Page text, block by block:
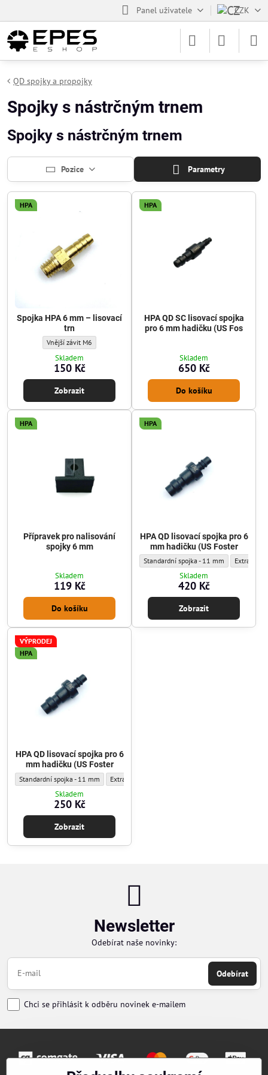
Panel uživatele CZK
QD spojky a propojky
Spojky s nástrčným trnem
Spojky s nástrčným trnem
Pozice Parametry
HPA
Spojka HPA 6 mm – lisovací
trn
Spojka HPA 6 mm – lisovací trn - Typ závitu:
Vnější závit M6
Skladem
150 Kč
Zobrazit
HPA
HPA QD SC lisovací spojka
pro 6 mm hadičku (US Fos
Skladem
650 Kč
Do košíku
HPA
Přípravek pro nalisování
spojky 6 mm
Skladem
119 Kč
Do košíku
HPA
HPA QD lisovací spojka pro 6
mm hadičku (US Foster
HPA QD lisovací spojka pro 6 mm
Standardní spojka - 11 mm HPA QD
Extra
Skladem
420 Kč
Zobrazit
VÝPRODEJ
HPA
HPA QD lisovací spojka pro 6
mm hadičku (US Foster
HPA QD lisovací spojka pro 6 mm hadičku (US Foster - Vnější průměr :
Standardní spojka - 11 mm HPA QD lisovací spojka pro 6 mm hadičku (US
Extra úzká spojka - 9,5 mm
Skladem
250 Kč
Zobrazit
Newsletter
Odebírat naše novinky:
Odebírat
Chci se přihlásit k odběru novinek e-mailem